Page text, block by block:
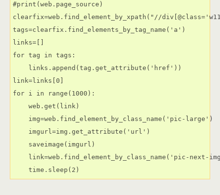
#print(web.page_source)
clearfix=web.find_element_by_xpath("//
tags=clearfix.find_elements_by_tag_name('a')
links=[]
for tag in tags:
    links.append(tag.get_attribute('href'))
link=links[0]
for i in range(1000):
    web.get(link)
    img=web.find_element_by_class_name('pic-large')
    imgurl=img.get_attribute('url')
    saveimage(imgurl)
link=web.find_element_by_class_name('pic-next-
    time.sleep(2)